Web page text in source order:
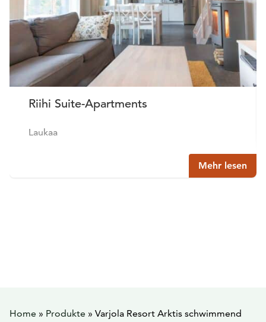
Riihi Suite-Apartments
Laukaa
Mehr lesen
Home » Produkte » Varjola Resort Arktis schwimmend